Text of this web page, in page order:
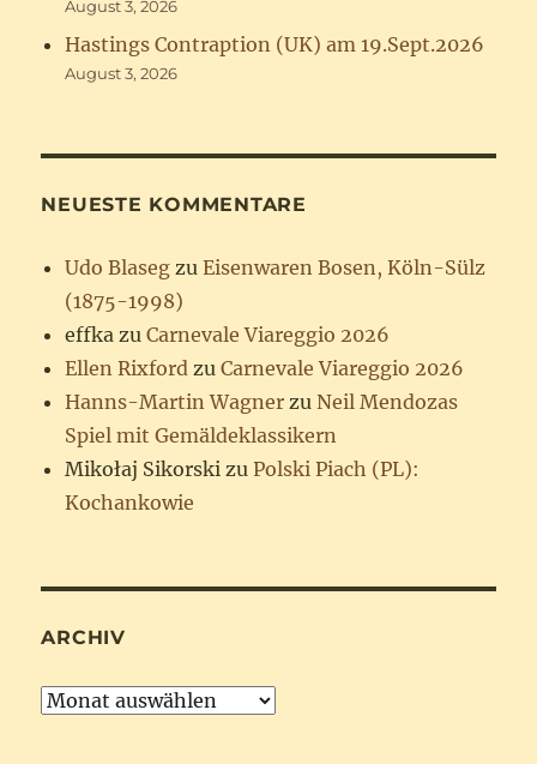
August 3, 2026
Hastings Contraption (UK) am 19.Sept.2026
August 3, 2026
NEUESTE KOMMENTARE
Udo Blaseg zuEisenwaren Bosen, Köln-Sülz
(1875-1998)
effka zuCarnevale Viareggio 2026
Ellen Rixford zuCarnevale Viareggio 2026
Hanns-Martin Wagner zuNeil Mendozas
Spiel mit Gemäldeklassikern
Mikołaj Sikorski zuPolski Piach (PL):
Kochankowie
ARCHIV
Archiv